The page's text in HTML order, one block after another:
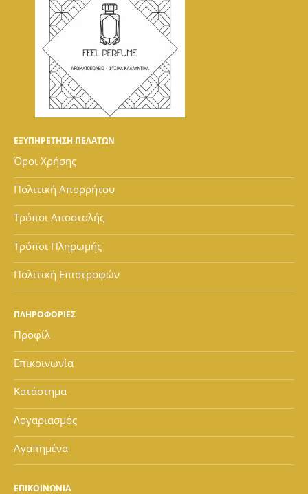
ΕΞΥΠΗΡΕΤΗΣΗ ΠΕΛΑΤΩΝ
Όροι Χρήσης
Πολιτική Απορρήτου
Τρόποι Αποστολής
Τρόποι Πληρωμής
Πολιτική Επιστροφών
ΠΛΗΡΟΦΟΡΙΕΣ
Προφίλ
Επικοινωνία
Κατάστημα
Λογαριασμός
Αγαπημένα
ΕΠΙΚΟΙΝΩΝΙΑ